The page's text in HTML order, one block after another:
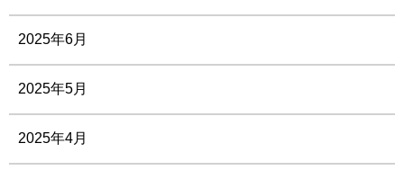
2025年6月
2025年5月
2025年4月